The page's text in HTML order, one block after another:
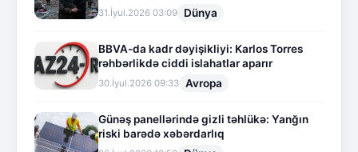
31.İyul.2026 03:09 Dünya
BBVA-da kadr dəyişikliyi: Karlos Torres
rəhbərlikdə ciddi islahatlar aparır
30.İyul.2026 09:33 Avropa
Günəş panellərində gizli təhlükə: Yanğın
riski barədə xəbərdarlıq